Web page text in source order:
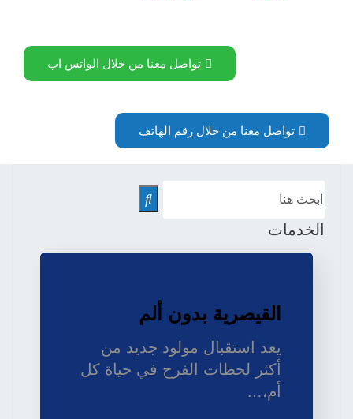
تواصل معنا من خلال الواتس اب
تواصل معنا من خلال رقم الهاتف
الخدمات
القيصرية بدون ألم
يعد استقبال مولود جديد من
أكثر لحظات الفرح في حياة كل
أم،…